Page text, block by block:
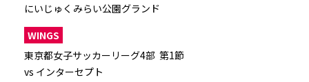
にいじゅくみらい公園グランド
WINGS
東京都女子サッカーリーグ4部 第1節
vs インターセプト